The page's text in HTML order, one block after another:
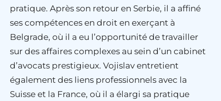
pratique. Après son retour en Serbie, il a affiné
ses compétences en droit en exerçant à
Belgrade, où il a eu l’opportunité de travailler
sur des affaires complexes au sein d’un cabinet
d’avocats prestigieux. Vojislav entretient
également des liens professionnels avec la
Suisse et la France, où il a élargi sa pratique